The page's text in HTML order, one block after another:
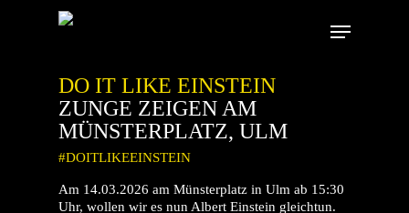
Menu
DO IT LIKE EINSTEIN
ZUNGE ZEIGEN AM
MÜNSTERPLATZ, ULM
#DOITLIKEEINSTEIN
Am 14.03.2026 am Münsterplatz in Ulm ab 15:30
Uhr, wollen wir es nun Albert Einstein gleichtun.